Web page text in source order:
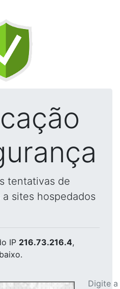
tentativas de
sites hospedados
IP 216.73.216.4,
Digite